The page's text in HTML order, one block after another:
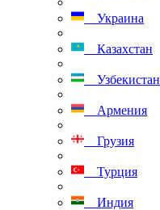
Украина
Казахстан
Узбекистан
Армения
Грузия
Турция
Индия